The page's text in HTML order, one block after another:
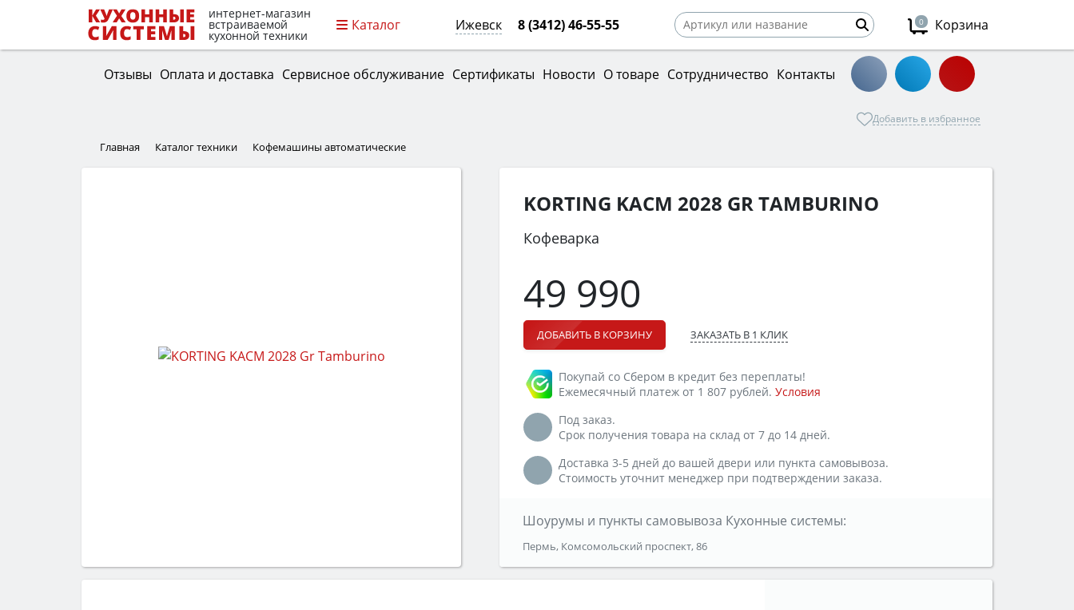
интернет-магазин
встраиваемой
кухонной техники
Каталог Ижевск 8 (3412) 46-55-55 0 Корзина
Отзывы Оплата и доставка Сервисное обслуживание Сертификаты Новости О товаре Сотрудничество Контакты
Добавить в избранное
Главная Каталог техники Кофемашины автоматические
KORTING KACM 2028 GR TAMBURINO
Кофеварка
49 990
ДОБАВИТЬ В КОРЗИНУ ЗАКАЗАТЬ В 1 КЛИК
Покупай со Сбером в кредит без переплаты!
Ежемесячный платеж от 1 807 рублей. Условия
Под заказ.
Срок получения товара на склад от 7 до 14 дней.
Доставка 3-5 дней до вашей двери или пункта самовывоза.
Стоимость уточнит менеджер при подтверждении заказа.
Шоурумы и пункты самовывоза Кухонные системы:
Пермь, Комсомольский проспект, 86